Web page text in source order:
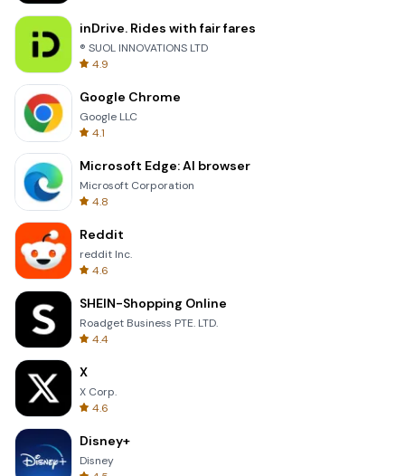
inDrive. Rides with fair fares
® SUOL INNOVATIONS LTD
4.9
Google Chrome
Google LLC
4.1
Microsoft Edge: AI browser
Microsoft Corporation
4.8
Reddit
reddit Inc.
4.6
SHEIN-Shopping Online
Roadget Business PTE. LTD.
4.4
X
X Corp.
4.6
Disney+
Disney